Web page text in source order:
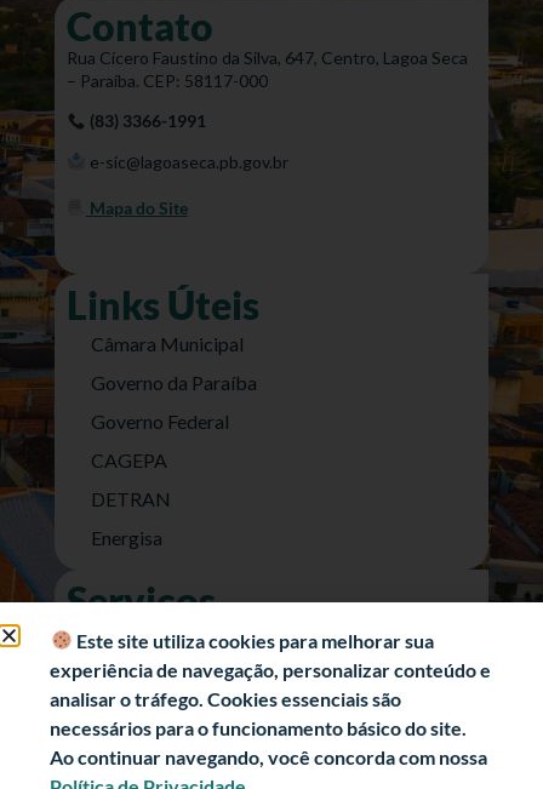
Contato
Rua Cícero Faustino da Silva, 647, Centro, Lagoa Seca
– Paraíba. CEP: 58117-000
(83) 3366-1991
e-sic@lagoaseca.pb.gov.br
Mapa do Site
Links Úteis
Câmara Municipal
Governo da Paraíba
Governo Federal
CAGEPA
DETRAN
Energisa
Serviços
Nota Fiscal Eletrônica
e-SIC (Acesso a Informação)
Transparência Fiscal
História
Este site utiliza cookies para melhorar sua
experiência de navegação, personalizar conteúdo e
analisar o tráfego. Cookies essenciais são
necessários para o funcionamento básico do site.
Ao continuar navegando, você concorda com nossa